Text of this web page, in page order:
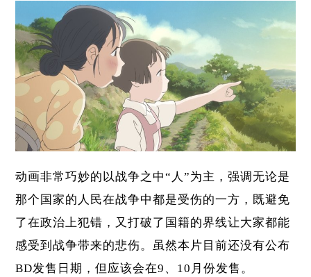
动画非常巧妙的以战争之中“人”为主，强调无论是
那个国家的人民在战争中都是受伤的一方，既避免
了在政治上犯错，又打破了国籍的界线让大家都能
感受到战争带来的悲伤。虽然本片目前还没有公布
BD发售日期，但应该会在9、10月份发售。